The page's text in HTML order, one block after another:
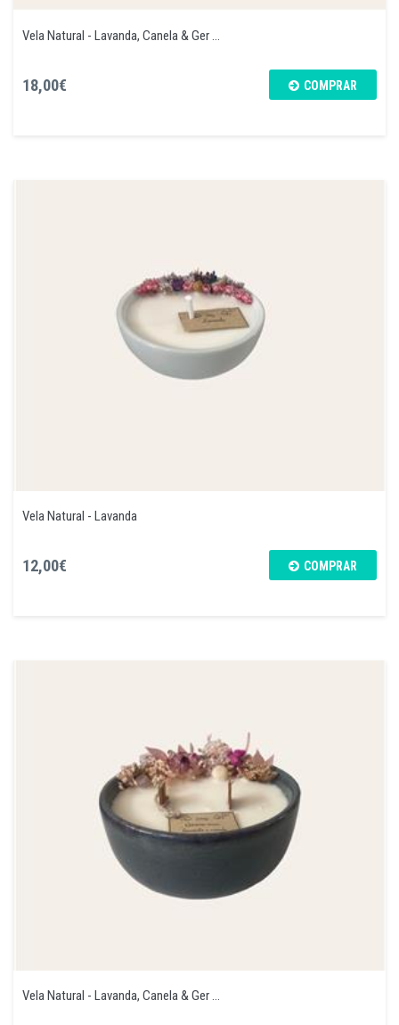
Vela Natural - Lavanda, Canela & Ger ...
18,00€ COMPRAR
Vela Natural - Lavanda
12,00€ COMPRAR
Vela Natural - Lavanda, Canela & Ger ...